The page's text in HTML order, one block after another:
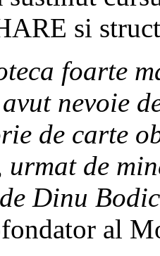
si
foarte
nevoie
de carte
urmat de
Dinu
al